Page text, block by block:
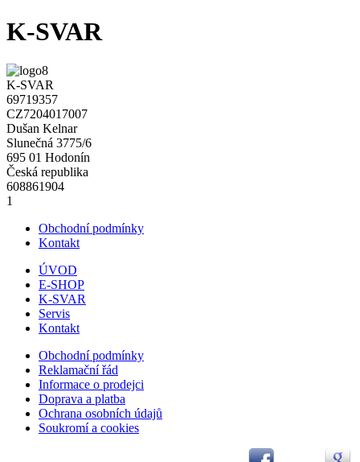
K-SVAR
K-SVAR
69719357
CZ7204017007
Dušan Kelnar
Slunečná 3775/6
695 01 Hodonín
Česká republika
608861904
1
Obchodní podmínky
Kontakt
ÚVOD
E-SHOP
K-SVAR
Servis
Kontakt
Obchodní podmínky
Reklamační řád
Informace o prodejci
Doprava a platba
Ochrana osobních údajů
Soukromí a cookies